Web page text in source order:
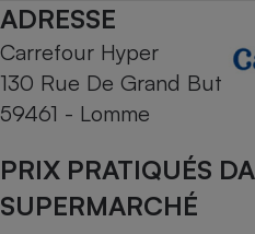
ADRESSE
Carrefour Hyper
130 Rue De Grand But
59461 - Lomme
PRIX PRATIQUÉS
SUPERMARCHÉ